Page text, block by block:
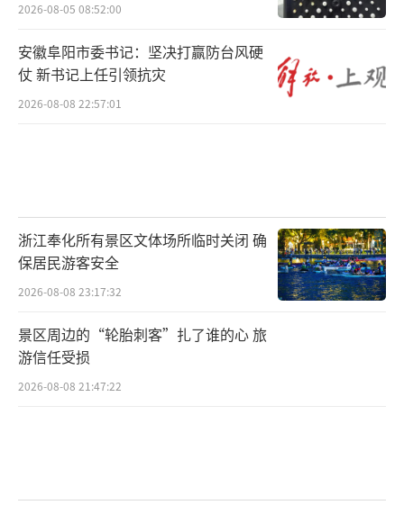
2026-08-05 08:52:00
安徽阜阳市委书记：坚决打赢防台风硬
仗 新书记上任引领抗灾
2026-08-08 22:57:01
浙江奉化所有景区文体场所临时关闭 确
保居民游客安全
2026-08-08 23:17:32
景区周边的“轮胎刺客”扎了谁的心 旅
游信任受损
2026-08-08 21:47:22